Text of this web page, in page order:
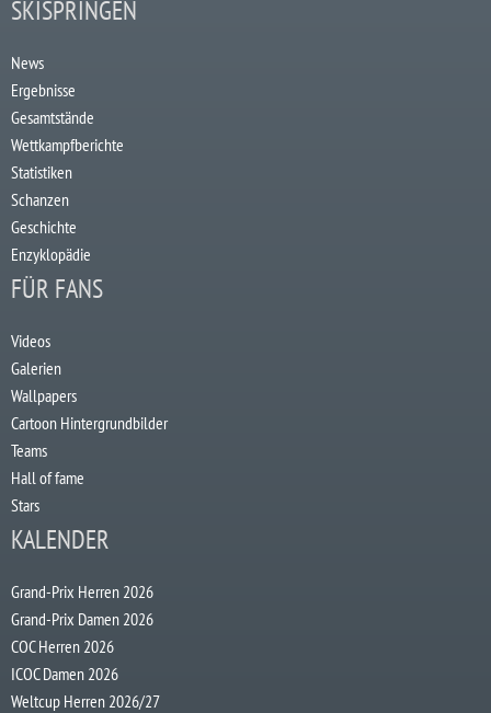
SKISPRINGEN
News
Ergebnisse
Gesamtstände
Wettkampfberichte
Statistiken
Schanzen
Geschichte
Enzyklopädie
FÜR FANS
Videos
Galerien
Wallpapers
Cartoon Hintergrundbilder
Teams
Hall of fame
Stars
KALENDER
Grand-Prix Herren 2026
Grand-Prix Damen 2026
COC Herren 2026
ICOC Damen 2026
Weltcup Herren 2026/27